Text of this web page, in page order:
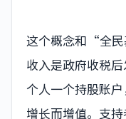
这个概念和“全
收入是政府收税
个人一个持股账
增长而增值。支